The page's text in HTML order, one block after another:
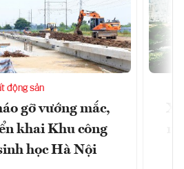
động sản
gỡ vướng mắc,
khai Khu công
học Hà Nội